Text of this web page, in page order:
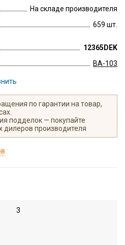
На складе производителя
659 шт.
12365DEK
ВА-103
по гарантии на товар,
подделок — покупайте
производителя
3